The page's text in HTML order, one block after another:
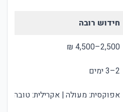
חידוש רובה
2,500–4,500 ₪
2–3 ימים
אפוקסית: מעולה | אקרילית: טובה